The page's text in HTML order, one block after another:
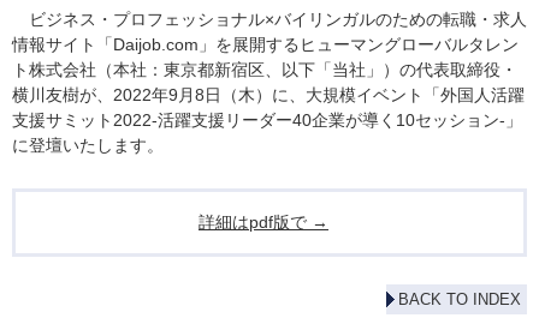
ビジネス・プロフェッショナル×バイリンガルのための転職・求人
情報サイト「Daijob.com」を展開するヒューマングローバルタレン
ト株式会社（本社：東京都新宿区、以下「当社」）の代表取締役・
横川友樹が、2022年9月8日（木）に、大規模イベント「外国人活躍
支援サミット2022-活躍支援リーダー40企業が導く10セッション-」
に登壇いたします。
詳細はpdf版で →
BACK TO INDEX